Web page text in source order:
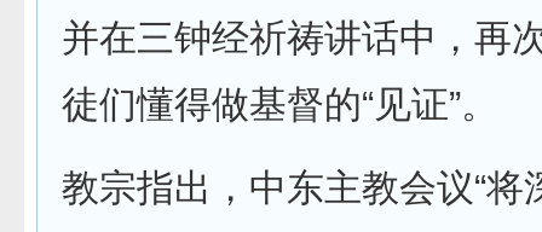
并在三钟经祈祷讲话中，再
徒们懂得做基督的“见证”。
教宗指出，中东主教会议“将